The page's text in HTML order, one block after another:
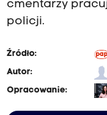
cmentarzy
policji.
Źródło:
Autor:
Opracowanie: